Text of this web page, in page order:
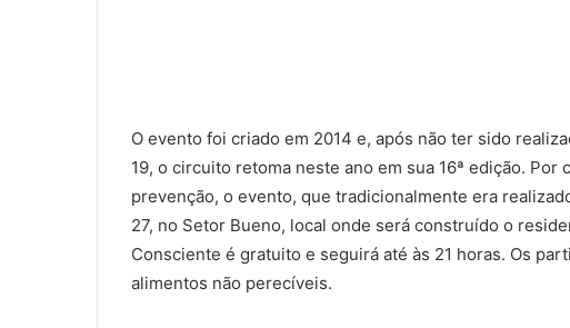
O evento foi criado em 2014 e, após não ter sido
19, o circuito retoma neste ano em sua 16ª edição. Por
prevenção, o evento, que tradicionalmente era
27, no Setor Bueno, local onde será construído o
Consciente é gratuito e seguirá até às 21 horas. Os
alimentos não perecíveis.